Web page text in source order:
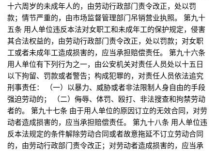
十六周岁的未成年人的，由劳动行政部门责令改正，处以罚
款；情节严重的，由市场监督管理部门吊销营业执照。 第九十
五条 用人单位违反本法对女职工和未成年工的保护规定，侵害
其合法权益的，由劳动行政部门责令改正，处以罚款；对女职
工或者未成年工造成损害的，应当承担赔偿责任。 第九十六条
用人单位有下列行为之一，由公安机关对责任人员处以十五日
以下拘留、罚款或者警告；构成犯罪的，对责任人员依法追究
刑事责任： （一）以暴力、威胁或者非法限制人身自由的手段
强迫劳动的； （二）侮辱、体罚、殴打、非法搜查和拘禁劳动
者的。 第九十七条 由于用人单位的原因订立的无效合同，对劳
动者造成损害的，应当承担赔偿责任。 第九十八条 用人单位违
反本法规定的条件解除劳动合同或者故意拖延不订立劳动合同
的，由劳动行政部门责令改正；对劳动者造成损害的，应当承